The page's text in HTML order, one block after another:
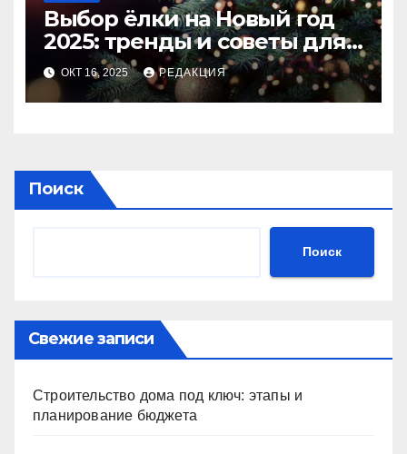
Выбор ёлки на Новый год
2025: тренды и советы для
идеального праздника
ОКТ 16, 2025 РЕДАКЦИЯ
Поиск
Поиск
Свежие записи
Строительство дома под ключ: этапы и
планирование бюджета